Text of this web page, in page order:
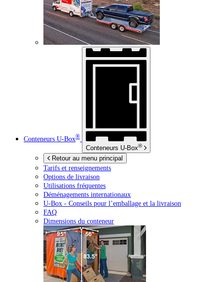
Conteneurs U-Box®
Conteneurs U-Box®
Retour au menu principal
Tarifs et renseignements
Options de livraison
Utilisations fréquentes
Déménagements internationaux
U-Box - Conseils pour l’emballage et la livraison
FAQ
Dimensions du conteneur